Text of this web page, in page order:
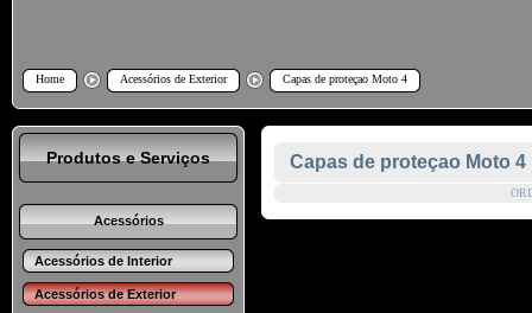
Home Acessórios de Exterior Capas de proteçao Moto 4
Produtos e Serviços
Acessórios
Acessórios de Interior
Acessórios de Exterior
Capas de proteçao Moto 4